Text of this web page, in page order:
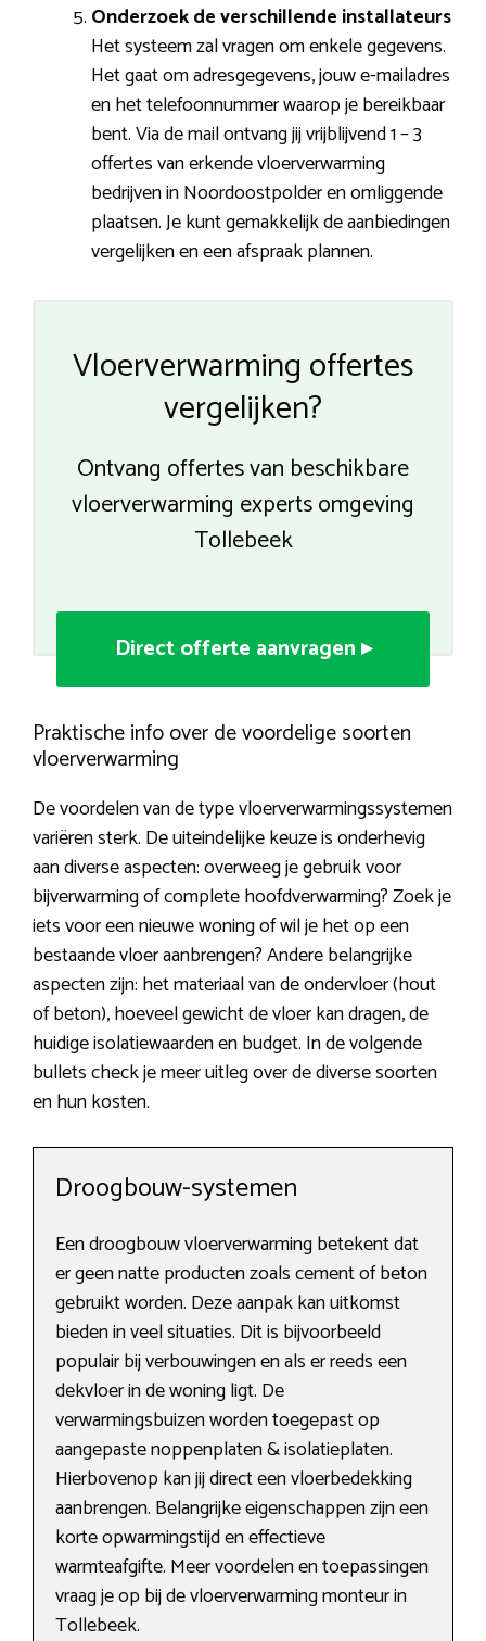
Onderzoek de verschillende installateurs
Het systeem zal vragen om enkele gegevens.
Het gaat om adresgegevens, jouw e-mailadres
en het telefoonnummer waarop je bereikbaar
bent. Via de mail ontvang jij vrijblijvend 1 – 3
offertes van erkende vloerverwarming
bedrijven in Noordoostpolder en omliggende
plaatsen. Je kunt gemakkelijk de aanbiedingen
vergelijken en een afspraak plannen.
Vloerverwarming offertes
vergelijken?
Ontvang offertes van beschikbare
vloerverwarming experts omgeving
Tollebeek
Direct offerte aanvragen ▸
Praktische info over de voordelige soorten
vloerverwarming
De voordelen van de type vloerverwarmingssystemen
variëren sterk. De uiteindelijke keuze is onderhevig
aan diverse aspecten: overweeg je gebruik voor
bijverwarming of complete hoofdverwarming? Zoek je
iets voor een nieuwe woning of wil je het op een
bestaande vloer aanbrengen? Andere belangrijke
aspecten zijn: het materiaal van de ondervloer (hout
of beton), hoeveel gewicht de vloer kan dragen, de
huidige isolatiewaarden en budget. In de volgende
bullets check je meer uitleg over de diverse soorten
en hun kosten.
Droogbouw-systemen
Een droogbouw vloerverwarming betekent dat
er geen natte producten zoals cement of beton
gebruikt worden. Deze aanpak kan uitkomst
bieden in veel situaties. Dit is bijvoorbeeld
populair bij verbouwingen en als er reeds een
dekvloer in de woning ligt. De
verwarmingsbuizen worden toegepast op
aangepaste noppenplaten & isolatieplaten.
Hierbovenop kan jij direct een vloerbedekking
aanbrengen. Belangrijke eigenschappen zijn een
korte opwarmingstijd en effectieve
warmteafgifte. Meer voordelen en toepassingen
vraag je op bij de vloerverwarming monteur in
Tollebeek.